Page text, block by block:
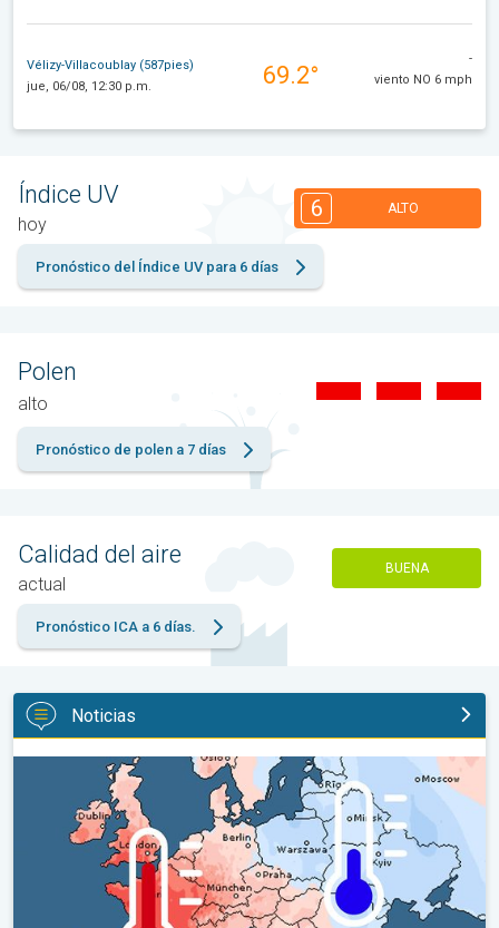
Vélizy-Villacoublay (587pies)
jue, 06/08, 12:30 p.m.
69.2°
-
viento NO 6 mph
Índice UV
hoy
6 ALTO
Pronóstico del Índice UV para 6 días
Polen
alto
Pronóstico de polen a 7 días
Calidad del aire
actual
BUENA
Pronóstico ICA a 6 días.
Noticias
Las dos caras de Europa. Contrastes meteorológicos. . .